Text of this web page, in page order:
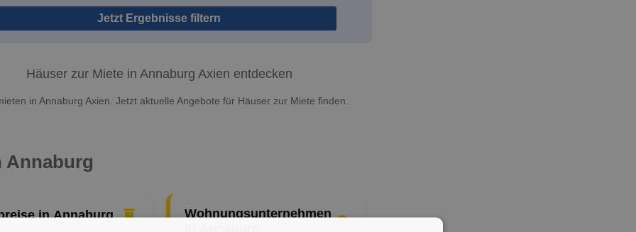
Jetzt Ergebnisse filtern
Häuser zur Miete in Annaburg Axien entdecken
in Annaburg Axien. Jetzt aktuelle Angebote für Häuser zur Miete finden.
Annaburg
in Annaburg
Wohnungsunternehmen